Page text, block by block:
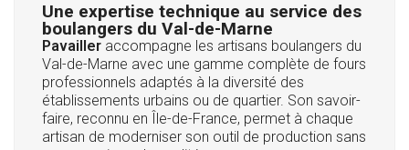
Une expertise technique au service des
boulangers du Val-de-Marne
Pavailler accompagne les artisans boulangers du
Val-de-Marne avec une gamme complète de fours
professionnels adaptés à la diversité des
établissements urbains ou de quartier. Son savoir-
faire, reconnu en Île-de-France, permet à chaque
artisan de moderniser son outil de production sans